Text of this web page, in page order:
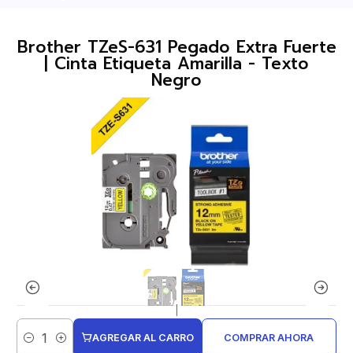
Brother TZeS-631 Pegado Extra Fuerte
| Cinta Etiqueta Amarilla - Texto
Negro
Cantidad
AGREGAR AL CARRO COMPRAR AHORA